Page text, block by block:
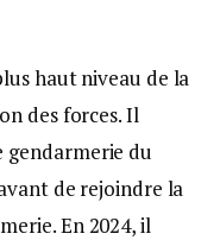
haut niveau de la
des forces. Il
gendarmerie du
de rejoindre la
En 2024, il